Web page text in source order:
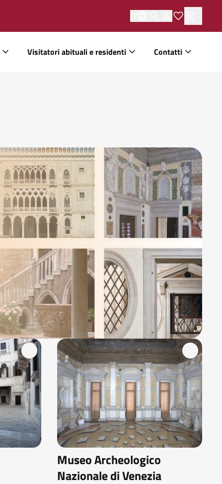
Visitatori abituali e residenti Contatti
Museo Archeologico
Nazionale di Venezia